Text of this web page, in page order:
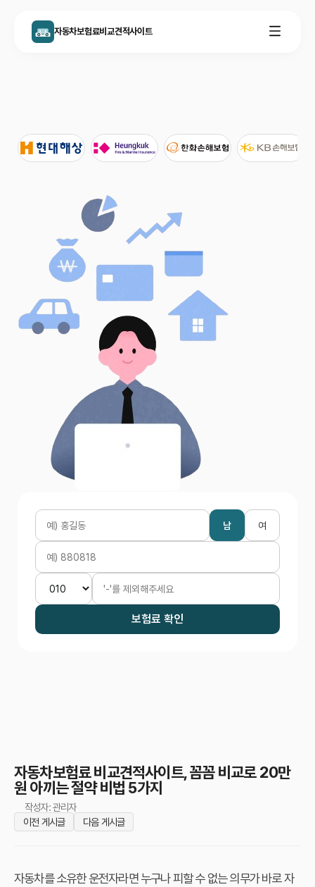
자동차보험료비교견적사이트
남 여
보험료 확인
자동차보험료 비교견적사이트, 꼼꼼 비교로 20만
원 아끼는 절약 비법 5가지
작성자: 관리자
이전 게시글
다음 게시글
자동차를 소유한 운전자라면 누구나 피할 수 없는 의무가 바로 자